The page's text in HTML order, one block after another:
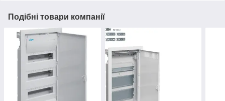
Подібні товари компанії